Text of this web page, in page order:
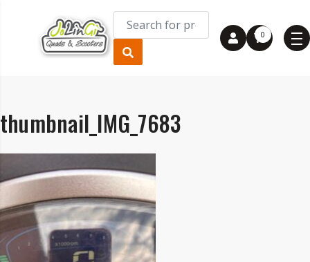
0
thumbnail_IMG_7683